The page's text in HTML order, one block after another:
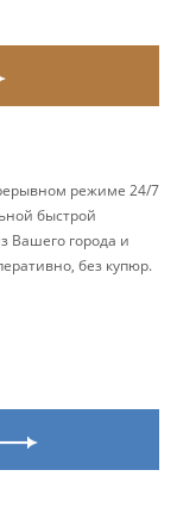
режиме 24/7
быстрой
Вашего города и
без купюр.